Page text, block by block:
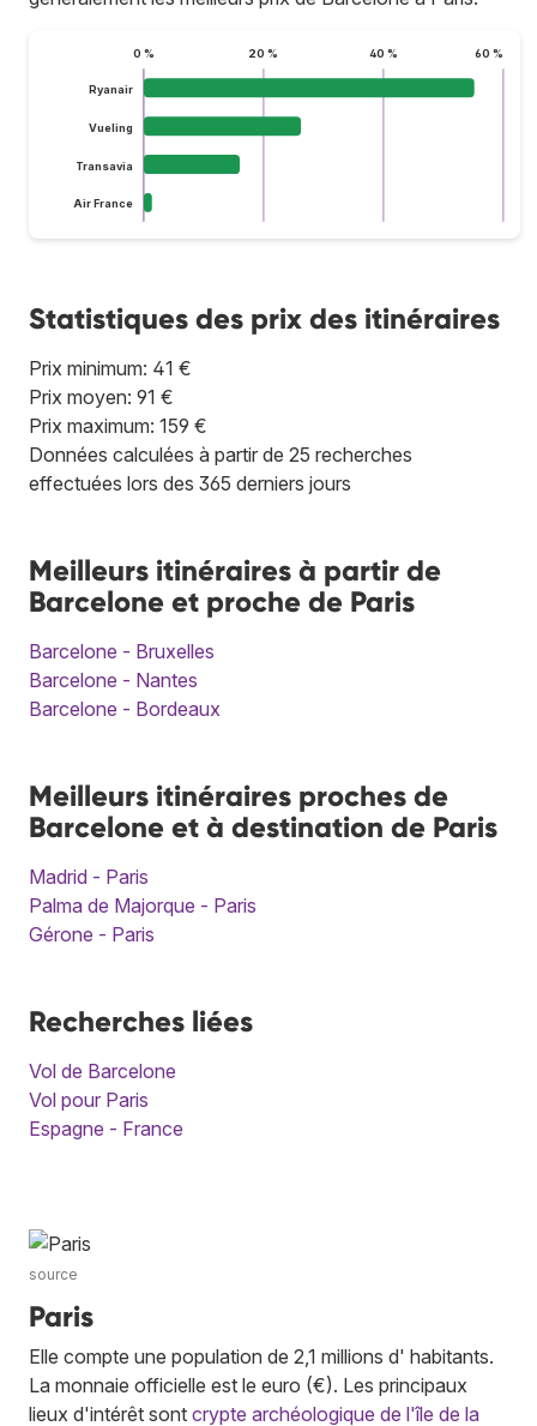
0 % 20 % 40 % 60 %
Ryanair
Vueling
Transavia
Air France
Statistiques des prix des itinéraires
Prix minimum: 41 €
Prix moyen: 91 €
Prix maximum: 159 €
Données calculées à partir de 25 recherches
effectuées lors des 365 derniers jours
Meilleurs itinéraires à partir de
Barcelone et proche de Paris
Barcelone - Bruxelles
Barcelone - Nantes
Barcelone - Bordeaux
Meilleurs itinéraires proches de
Barcelone et à destination de Paris
Madrid - Paris
Palma de Majorque - Paris
Gérone - Paris
Recherches liées
Vol de Barcelone
Vol pour Paris
Espagne - France
source
Paris
Elle compte une population de 2,1 millions d' habitants.
La monnaie officielle est le euro (€). Les principaux
lieux d'intérêt sont crypte archéologique de l'île de la